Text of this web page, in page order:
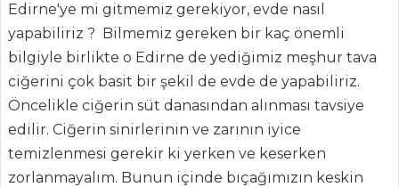
Aktüel
Haber
ŞEFİN TARİFLERİ
MENÜLER
Edirne'ye mi gitmemiz gerekiyor, evde nasıl
yapabiliriz ? Bilmemiz gereken bir kaç önemli
bilgiyle birlikte o Edirne de yediğimiz meşhur tava
ciğerini çok basit bir şekil de evde de yapabiliriz.
Öncelikle ciğerin süt danasından alınması tavsiye
edilir. Ciğerin sinirlerinin ve zarının iyice
temizlenmesi gerekir ki yerken ve keserken
zorlanmayalım. Bunun içinde bıçağımızın keskin